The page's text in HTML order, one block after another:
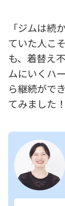
「ジムは続
ていた人こ
も、着替え
ムにいくハ
ら継続がで
てみました！